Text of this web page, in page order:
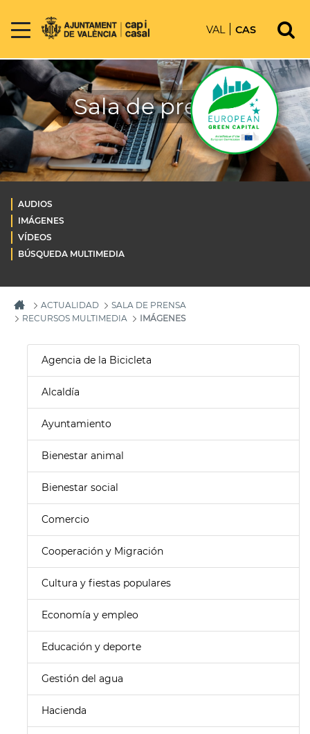
VAL CAS
Sala de prensa
AUDIOS
IMÁGENES
VÍDEOS
BÚSQUEDA MULTIMEDIA
ACTUALIDAD
SALA DE PRENSA
RECURSOS MULTIMEDIA
IMÁGENES
Agencia de la Bicicleta
Alcaldía
Ayuntamiento
Bienestar animal
Bienestar social
Comercio
Cooperación y Migración
Cultura y fiestas populares
Economía y empleo
Educación y deporte
Gestión del agua
Hacienda